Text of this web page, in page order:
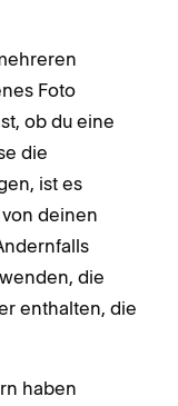
Foto
ob du eine
die
ist es
deinen
die
enthalten, die
haben